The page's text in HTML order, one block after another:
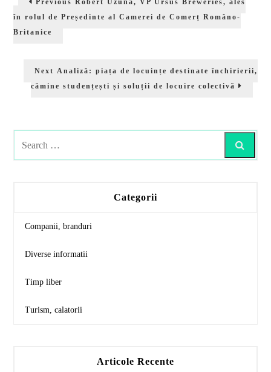
în
articole
Previous Robert Uzună, VP Ursus Breweries, ales
în rolul de Președinte al Camerei de Comerț Româno-
Britanice
Next
Next
Analiză: piața de locuințe destinate închirierii,
cămine studențești și soluții de locuire colectivă
Categorii
Companii, branduri
Diverse informatii
Timp liber
Turism, calatorii
Articole Recente